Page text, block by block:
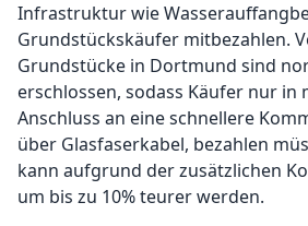
Infrastruktur wie
Grundstückskäufer mitbezahlen.
Grundstücke in Dortmund sind
erschlossen, sodass Käufer nur in
Anschluss an eine schnellere
über Glasfaserkabel, bezahlen
kann aufgrund der zusätzlichen
um bis zu 10% teurer werden.